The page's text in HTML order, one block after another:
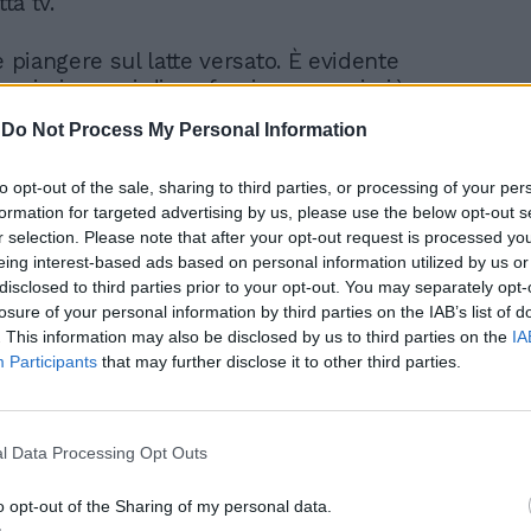
Do Not Process My Personal Information
opt-out of the sale, sharing to third parties, or processing of your
for targeted advertising by us, please use the below opt-out
selection. Please note that after your opt-out request is processed
interest-based ads based on personal information utilized by us
to third parties prior to your opt-out. You may separately
of your personal information by third parties on the IAB’s list of
This information may also be disclosed by us to third parties on the
Participants that may further disclose it to other third parties.
Data Processing Opt Outs
opt-out of the Sharing of my personal data.
piangere sul latte versato. È evidente
i piromani di professione sono i più
E quindi chi spara; chi circonda i
occupa le sedi istituzionali prende il
la situazione.
a cuore la democrazia ha il dovere di
se si poteva evitare la bufera di Capitol
al tempo è figlio dell’esasperazione di
defraudato. E vuoi o non vuoi, Donald
clamorosamente popolare in larga
il tema: ne siamo sicuri?